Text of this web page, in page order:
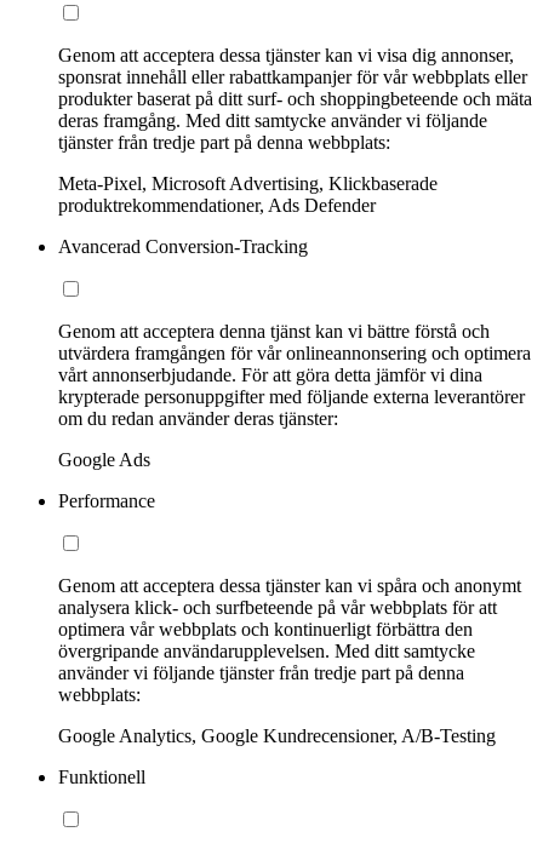
Genom att acceptera dessa tjänster kan vi visa dig annonser,
sponsrat innehåll eller rabattkampanjer för vår webbplats eller
produkter baserat på ditt surf- och shoppingbeteende och mäta
deras framgång. Med ditt samtycke använder vi följande
tjänster från tredje part på denna webbplats:
Meta-Pixel, Microsoft Advertising, Klickbaserade
produktrekommendationer, Ads Defender
Avancerad Conversion-Tracking
Genom att acceptera denna tjänst kan vi bättre förstå och
utvärdera framgången för vår onlineannonsering och optimera
vårt annonserbjudande. För att göra detta jämför vi dina
krypterade personuppgifter med följande externa leverantörer
om du redan använder deras tjänster:
Google Ads
Performance
Genom att acceptera dessa tjänster kan vi spåra och anonymt
analysera klick- och surfbeteende på vår webbplats för att
optimera vår webbplats och kontinuerligt förbättra den
övergripande användarupplevelsen. Med ditt samtycke
använder vi följande tjänster från tredje part på denna
webbplats:
Google Analytics, Google Kundrecensioner, A/B-Testing
Funktionell